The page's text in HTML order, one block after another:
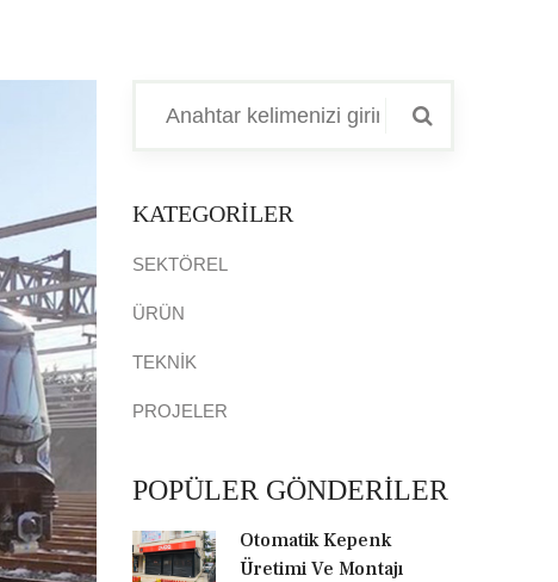
KATEGORİLER
SEKTÖREL
ÜRÜN
TEKNİK
PROJELER
POPÜLER GÖNDERİLER
Otomatik Kepenk
Üretimi Ve Montajı